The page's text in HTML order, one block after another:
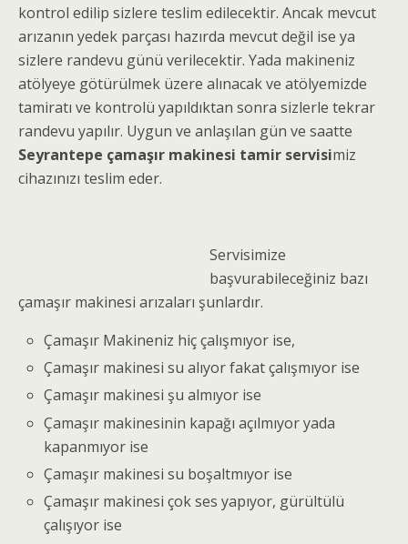
kontrol edilip sizlere teslim edilecektir. Ancak mevcut
arızanın yedek parçası hazırda mevcut değil ise ya
sizlere randevu günü verilecektir. Yada makineniz
atölyeye götürülmek üzere alınacak ve atölyemizde
tamiratı ve kontrolü yapıldıktan sonra sizlerle tekrar
randevu yapılır. Uygun ve anlaşılan gün ve saatte
Seyrantepe çamaşır makinesi tamir servisimiz
cihazınızı teslim eder.
Servisimize
başvurabileceğiniz bazı
çamaşır makinesi arızaları şunlardır.
Çamaşır Makineniz hiç çalışmıyor ise,
Çamaşır makinesi su alıyor fakat çalışmıyor ise
Çamaşır makinesi şu almıyor ise
Çamaşır makinesinin kapağı açılmıyor yada
kapanmıyor ise
Çamaşır makinesi su boşaltmıyor ise
Çamaşır makinesi çok ses yapıyor, gürültülü
çalışıyor ise